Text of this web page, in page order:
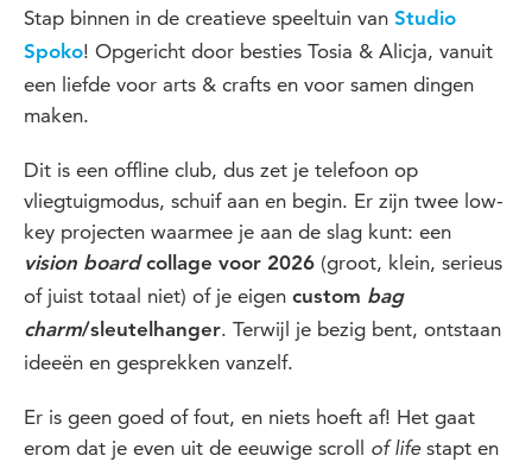
Stap binnen in de creatieve speeltuin van Studio
Spoko! Opgericht door besties Tosia & Alicja, vanuit
een liefde voor arts & crafts en voor samen dingen
maken.
Dit is een offline club, dus zet je telefoon op
vliegtuigmodus, schuif aan en begin. Er zijn twee low-
key projecten waarmee je aan de slag kunt: een
vision boardcollage voor 2026 (groot, klein, serieus
of juist totaal niet) of je eigen custom bag
charm/sleutelhanger. Terwijl je bezig bent, ontstaan
ideeën en gesprekken vanzelf.
Er is geen goed of fout, en niets hoeft af! Het gaat
erom dat je even uit de eeuwige scroll
of lifestapt en